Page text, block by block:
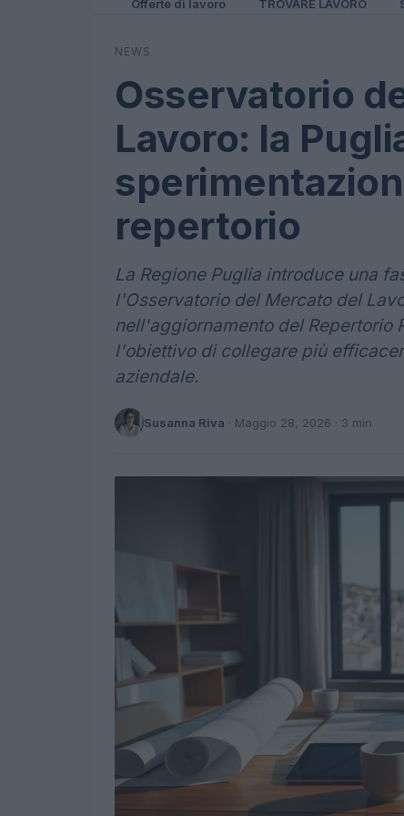
Offerte di lavoro TROVARE LAVORO
NEWS
Osservatorio
Lavoro: la
repertorio
La Regione Puglia introduce una
l'Osservatorio del Mercato del
nell'aggiornamento del Repertorio
l'obiettivo di collegare più
aziendale.
Susanna Riva · Maggio 28, 2026 · 3 min